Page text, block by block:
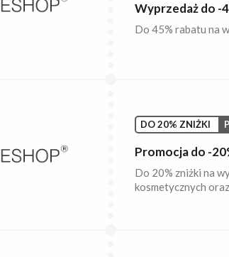
Wyprzedaż do -
Do 45% rabatu na
DO 20% ZNIŻKI
Promocja do -
Do 20% zniżki na
kosmetycznych